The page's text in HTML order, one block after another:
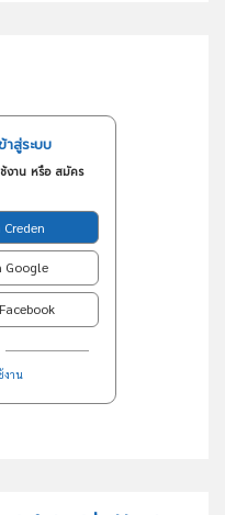
สู่ระบบ
งาน หรือ สมัคร
Google
งาน